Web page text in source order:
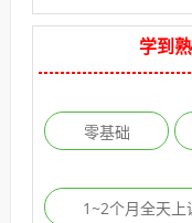
学到
零基础
1~2个月全天上